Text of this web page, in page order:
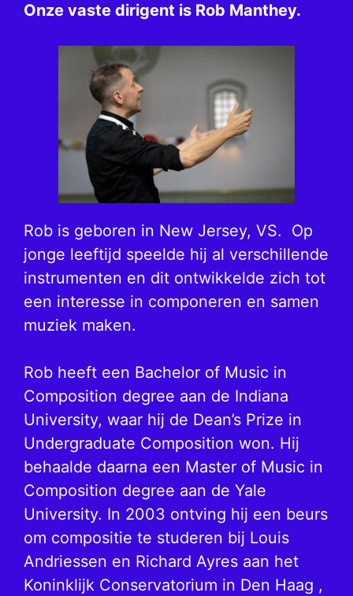
Onze vaste dirigent is Rob Manthey.
Rob is geboren in New Jersey, VS. Op
jonge leeftijd speelde hij al verschillende
instrumenten en dit ontwikkelde zich tot
een interesse in componeren en samen
muziek maken.
Rob heeft een Bachelor of Music in
Composition degree aan de Indiana
University, waar hij de Dean’s Prize in
Undergraduate Composition won. Hij
behaalde daarna een Master of Music in
Composition degree aan de Yale
University. In 2003 ontving hij een beurs
om compositie te studeren bij Louis
Andriessen en Richard Ayres aan het
Koninklijk Conservatorium in Den Haag ,